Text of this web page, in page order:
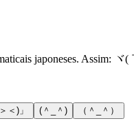
japoneses. Assim:
＜)」 (＾_＾) （＾_＾）